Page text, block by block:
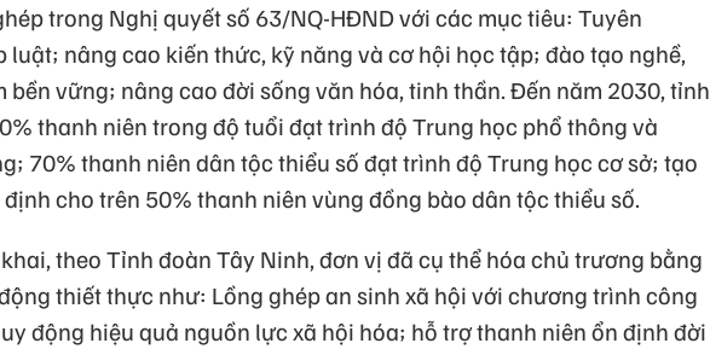
trong Nghị quyết số 63/NQ-HĐND với các mục tiêu: Tuyên
luật; nâng cao kiến thức, kỹ năng và cơ hội học tập; đào tạo nghề,
bền vững; nâng cao đời sống văn hóa, tinh thần. Đến năm 2030, tỉnh
thanh niên trong độ tuổi đạt trình độ Trung học phổ thông và
70% thanh niên dân tộc thiểu số đạt trình độ Trung học cơ sở; tạo
cho trên 50% thanh niên vùng đồng bào dân tộc thiểu số.
theo Tỉnh đoàn Tây Ninh, đơn vị đã cụ thể hóa chủ trương bằng
thiết thực như: Lồng ghép an sinh xã hội với chương trình công
động hiệu quả nguồn lực xã hội hóa; hỗ trợ thanh niên ổn định đời